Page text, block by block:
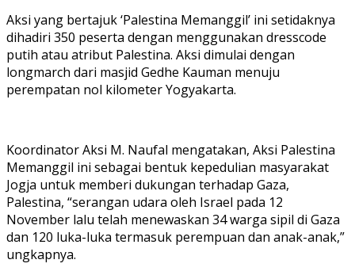
Aksi yang bertajuk ‘Palestina Memanggil’ ini setidaknya
dihadiri 350 peserta dengan menggunakan dresscode
putih atau atribut Palestina. Aksi dimulai dengan
longmarch dari masjid Gedhe Kauman menuju
perempatan nol kilometer Yogyakarta.
Koordinator Aksi M. Naufal mengatakan, Aksi Palestina
Memanggil ini sebagai bentuk kepedulian masyarakat
Jogja untuk memberi dukungan terhadap Gaza,
Palestina, “serangan udara oleh Israel pada 12
November lalu telah menewaskan 34 warga sipil di Gaza
dan 120 luka-luka termasuk perempuan dan anak-anak,”
ungkapnya.